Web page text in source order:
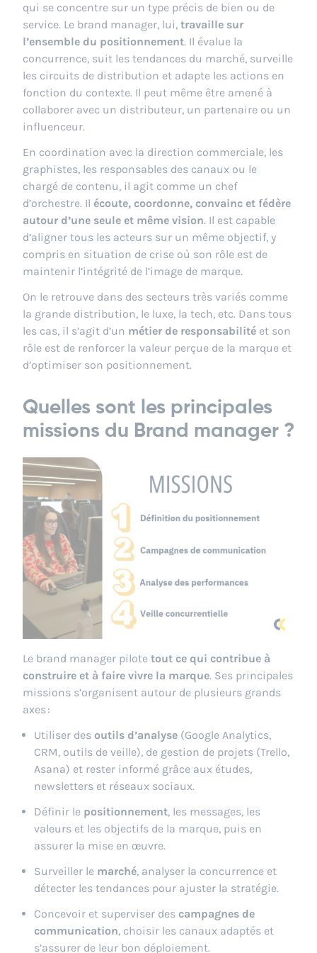
qui se concentre sur un type précis de bien ou de
service. Le brand manager, lui, travaille sur
l’ensemble du positionnement. Il évalue la
concurrence, suit les tendances du marché, surveille
les circuits de distribution et adapte les actions en
fonction du contexte. Il peut même être amené à
collaborer avec un distributeur, un partenaire ou un
influenceur.
En coordination avec la direction commerciale, les
graphistes, les responsables des canaux ou le
chargé de contenu, il agit comme un chef
d’orchestre. Il écoute, coordonne, convainc et fédère
autour d’une seule et même vision. Il est capable
d’aligner tous les acteurs sur un même objectif, y
compris en situation de crise où son rôle est de
maintenir l’intégrité de l’image de marque.
On le retrouve dans des secteurs très variés comme
la grande distribution, le luxe, la tech, etc. Dans tous
les cas, il s’agit d’un métier de responsabilité et son
rôle est de renforcer la valeur perçue de la marque et
d’optimiser son positionnement.
Quelles sont les principales
missions du Brand manager ?
Le brand manager pilote tout ce qui contribue à
construire et à faire vivre la marque. Ses principales
missions s’organisent autour de plusieurs grands
axes :
Utiliser des outils d’analyse (Google Analytics,
CRM, outils de veille), de gestion de projets (Trello,
Asana) et rester informé grâce aux études,
newsletters et réseaux sociaux.
Définir le positionnement, les messages, les
valeurs et les objectifs de la marque, puis en
assurer la mise en œuvre.
Surveiller le marché, analyser la concurrence et
détecter les tendances pour ajuster la stratégie.
Concevoir et superviser des campagnes de
communication, choisir les canaux adaptés et
s’assurer de leur bon déploiement.